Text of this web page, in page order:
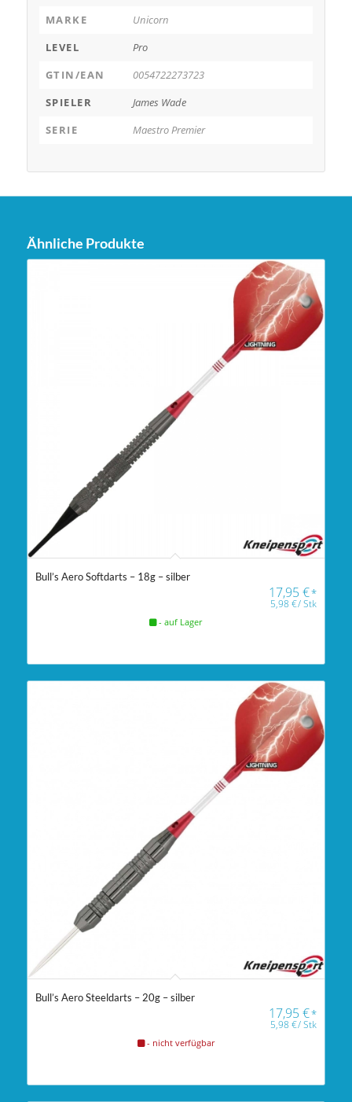
MARKE
Unicorn
LEVEL
Pro
GTIN/EAN
0054722273723
SPIELER
James Wade
SERIE
Maestro Premier
Ähnliche Produkte
Bull’s Aero Softdarts – 18g – silber
17,95€*
5,98€/Stk
- auf Lager
Bull’s Aero Steeldarts – 20g – silber
17,95€*
5,98€/Stk
- nicht verfügbar